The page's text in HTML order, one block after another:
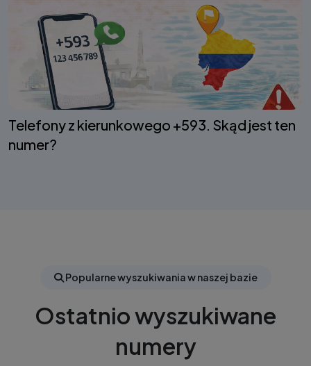
Telefony z kierunkowego +593. Skąd jest ten
numer?
Popularne wyszukiwania w naszej bazie
Ostatnio wyszukiwane
numery